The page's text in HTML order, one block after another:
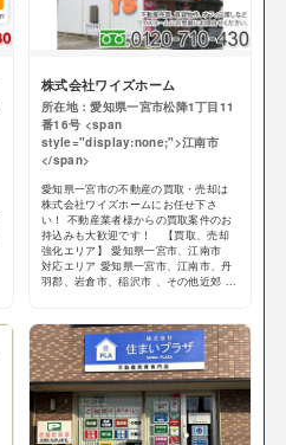
株式会社ワイズホーム
所在地：愛知県一宮市松降1丁目11
番16号 <span
style="display:none;">江南市
</span>
愛知県一宮市の不動産の買取・売却は
株式会社ワイズホームにお任せ下さ
い！ 不動産業者様からの買取案件のお
持込みも大歓迎です！ 【買取、売却
強化エリア】 愛知県一宮市、江南市
対応エリア 愛知県一宮市、江南市、丹
羽郡、岩倉市、稲沢市 、その他近郊 ...